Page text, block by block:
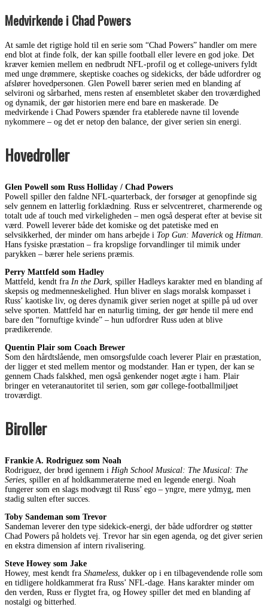
Medvirkende i Chad Powers
At samle det rigtige hold til en serie som “Chad Powers” handler om mere
end blot at finde folk, der kan spille football eller levere en god joke. Det
kræver kemien mellem en nedbrudt NFL-profil og et college-univers fyldt
med unge drømmere, skeptiske coaches og sidekicks, der både udfordrer og
afslører hovedpersonen. Glen Powell bærer serien med en blanding af
selvironi og sårbarhed, mens resten af ensembletet skaber den troværdighed
og dynamik, der gør historien mere end bare en maskerade. De
medvirkende i Chad Powers spænder fra etablerede navne til lovende
nykommere – og det er netop den balance, der giver serien sin energi.
Hovedroller
Glen Powell som Russ Holliday / Chad Powers
Powell spiller den faldne NFL-quarterback, der forsøger at genopfinde sig
selv gennem en latterlig forklædning. Russ er selvcentreret, charmerende og
totalt ude af touch med virkeligheden – men også desperat efter at bevise sit
værd. Powell leverer både det komiske og det patetiske med en
selvsikkerhed, der minder om hans arbejde i Top Gun: Maverickog Hitman
Hans fysiske præstation – fra kropslige forvandlinger til mimik under
parykken – bærer hele seriens præmis.
Perry Mattfeld som Hadley
Mattfeld, kendt fra In the Dark, spiller Hadleys karakter med en blanding af
skepsis og medmenneskelighed. Hun bliver en slags moralsk kompasset i
Russ’ kaotiske liv, og deres dynamik giver serien noget at spille på ud over
selve sporten. Mattfeld har en naturlig timing, der gør hende til mere end
bare den “fornuftige kvinde” – hun udfordrer Russ uden at blive
prædikerende.
Quentin Plair som Coach Brewer
Som den hårdtslående, men omsorgsfulde coach leverer Plair en præstation,
der ligger et sted mellem mentor og modstander. Han er typen, der kan se
gennem Chads falskhed, men også genkender noget ægte i ham. Plair
bringer en veteranautoritet til serien, som gør college-footballmiljøet
troværdigt.
Biroller
Frankie A. Rodriguez som Noah
Rodriguez, der brød igennem i High School Musical: The Musical: The
Series , spiller en af holdkammeraterne med en legende energi. Noah
fungerer som en slags modvægt til Russ’ ego – yngre, mere ydmyg, men
stadig sulten efter succes.
Toby Sandeman som Trevor
Sandeman leverer den type sidekick-energi, der både udfordrer og støtter
Chad Powers på holdets vej. Trevor har sin egen agenda, og det giver serien
en ekstra dimension af intern rivalisering.
Steve Howey som Jake
Howey, mest kendt fra Shameless , dukker op i en tilbagevendende rolle som
en tidligere holdkammerat fra Russ’ NFL-dage. Hans karakter minder om
den verden, Russ er flygtet fra, og Howey spiller det med en blanding af
nostalgi og bitterhed.